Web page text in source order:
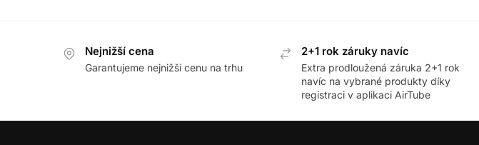
Nejnižší cena
Garantujeme nejnižší cenu na trhu
2+1 rok záruky navíc
Extra prodloužená záruka 2+1 rok
navíc na vybrané produkty díky
registraci v aplikaci AirTube